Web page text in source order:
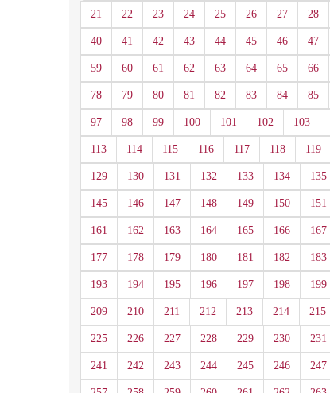
21 22 23 24 25 26 27 28
40 41 42 43 44 45 46 47
59 60 61 62 63 64 65 66
78 79 80 81 82 83 84 85
97 98 99 100 101 102 103
113 114 115 116 117 118 119
129 130 131 132 133 134 135
145 146 147 148 149 150 151
161 162 163 164 165 166 167
177 178 179 180 181 182 183
193 194 195 196 197 198 199
209 210 211 212 213 214 215
225 226 227 228 229 230 231
241 242 243 244 245 246 247